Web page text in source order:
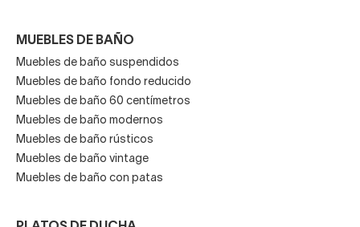
MUEBLES DE BAÑO
Muebles de baño suspendidos
Muebles de baño fondo reducido
Muebles de baño 60 centímetros
Muebles de baño modernos
Muebles de baño rústicos
Muebles de baño vintage
Muebles de baño con patas